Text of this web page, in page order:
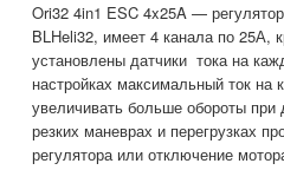
Ori32 4in1 ESC 4x25A —
BLHeli32, имеет 4 канала по
установлены датчики тока на
настройках максимальный ток на
увеличивать больше обороты при
резких маневрах и перегрузках
регулятора или отключение